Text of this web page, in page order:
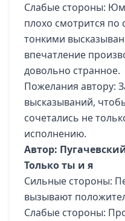
Слабые стороны:
плохо смотрится по
тонкими
впечатление
довольно странное.
Пожелания автору:
высказываний,
сочетались не
исполнению.
Автор:
Только ты и я
Сильные стороны:
вызывают
Слабые стороны: